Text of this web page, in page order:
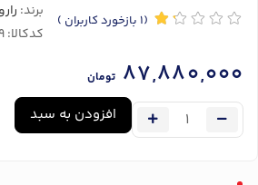
(1 بازخورد کاربران ) برند:
کدکالا:
87,880,000 تومان
افزودن به سبد